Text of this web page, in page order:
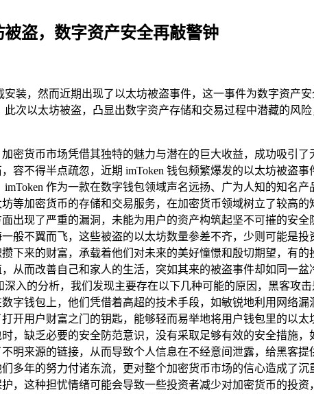
盗，数字资产安全再敲警钟
安装，然而近期出现了以太坊被盗事件，这一事件为数字资产
次以太坊被盗，凸显出数字资产存储和交易过程中潜藏的风
密货币市场凭借其独特的魅力与潜在的巨大收益，成功吸引
容不得半点疏忽，近期 imToken 钱包频繁爆发的以太坊被盗
作为一款在数字钱包领域声名远扬、广为人知的知名
等加密货币的存储和交易服务，在加密货币领域树立了较高
出现了严重的漏洞，未能为用户的资产构筑起坚不可摧的安
般不翼而飞，这些被盗的以太坊数量参差不齐，少则可能是
下来的财富，承载着他们对未来的美好憧憬和殷切期望，有
从而改善自己和家人的生活，突如其来的被盗事件却如同一
入的分析，我们发现主要存在以下几种可能的原因，黑客攻
字钱包上，他们凭借着高超的技术手段，如敏锐地利用网络
开用户财富之门的钥匙，能够轻而易举地将用户钱包里的以
，缺乏必要的安全防范意识，没有采取足够有效的安全措施
明来源的链接，从而导致个人信息在不经意间泄露，给黑客
多年的努力付诸东流，更对整个加密货币市场的信心造成了
，这种担忧情绪可能会导致一些投资者减少对加密货币的投